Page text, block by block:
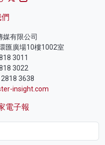
媒有限公司
匯廣場10樓1002室
3011
3022
3638
insight.com
電子報